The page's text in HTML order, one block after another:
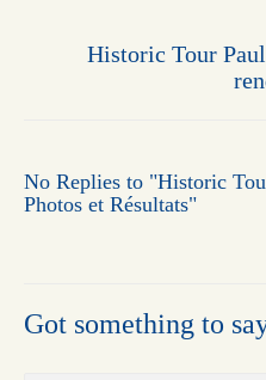
Historic Tour
No Replies to "Historic
Photos et Résultats"
Got something to